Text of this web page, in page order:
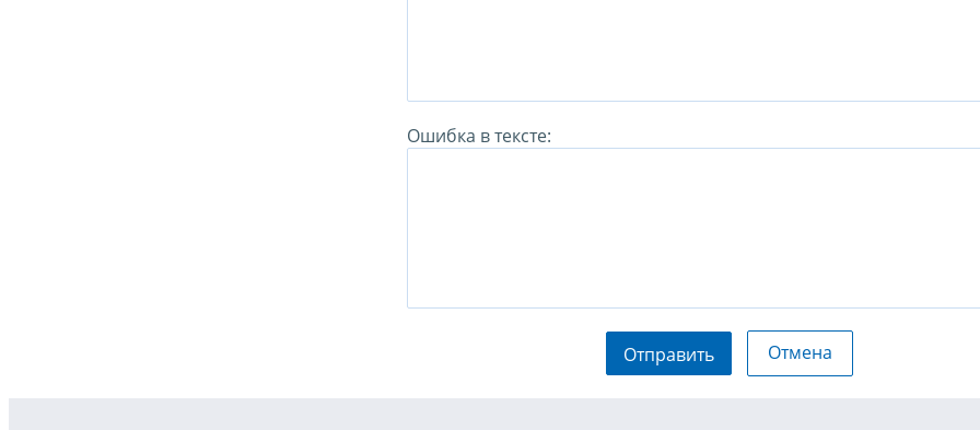
Ошибка в тексте:
Отправить Отмена